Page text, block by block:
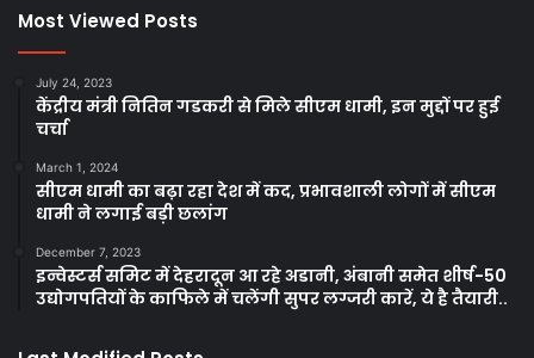
Most Viewed Posts
July 24, 2023
केंद्रीय मंत्री नितिन गडकरी से मिले सीएम धामी, इन मुद्दों पर हुई
चर्चा
March 1, 2024
सीएम धामी का बढ़ा रहा देश में कद, प्रभावशाली लोगों में सीएम
धामी ने लगाई बड़ी छलांग
December 7, 2023
इन्वेस्टर्स समिट में देहरादून आ रहे अडानी, अंबानी समेत शीर्ष-50
उद्योगपतियों के काफिले में चलेंगी सुपर लग्जरी कारें, ये है तैयारी..